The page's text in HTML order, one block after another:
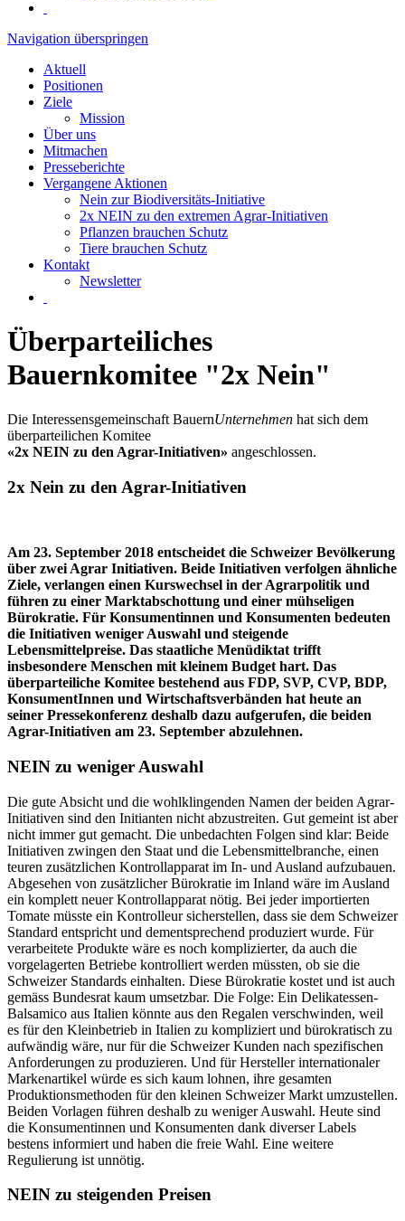
Navigation überspringen
Aktuell
Positionen
Ziele
Mission
Über uns
Mitmachen
Presseberichte
Vergangene Aktionen
Nein zur Biodiversitäts-Initiative
2x NEIN zu den extremen Agrar-Initiativen
Pflanzen brauchen Schutz
Tiere brauchen Schutz
Kontakt
Newsletter
Überparteiliches
Bauernkomitee "2x Nein"
Die Interessensgemeinschaft BauernUnternehmen hat sich dem
überparteilichen Komitee
«2x NEIN zu den Agrar-Initiativen» angeschlossen.
2x Nein zu den Agrar-Initiativen
Am 23. September 2018 entscheidet die Schweizer Bevölkerung
über zwei Agrar Initiativen. Beide Initiativen verfolgen ähnliche
Ziele, verlangen einen Kurswechsel in der Agrarpolitik und
führen zu einer Marktabschottung und einer mühseligen
Bürokratie. Für Konsumentinnen und Konsumenten bedeuten
die Initiativen weniger Auswahl und steigende
Lebensmittelpreise. Das staatliche Menüdiktat trifft
insbesondere Menschen mit kleinem Budget hart. Das
überparteiliche Komitee bestehend aus FDP, SVP, CVP, BDP,
KonsumentInnen und Wirtschaftsverbänden hat heute an
seiner Pressekonferenz deshalb dazu aufgerufen, die beiden
Agrar-Initiativen am 23. September abzulehnen.
NEIN zu weniger Auswahl
Die gute Absicht und die wohlklingenden Namen der beiden Agrar-
Initiativen sind den Initianten nicht abzustreiten. Gut gemeint ist aber
nicht immer gut gemacht. Die unbedachten Folgen sind klar: Beide
Initiativen zwingen den Staat und die Lebensmittelbranche, einen
teuren zusätzlichen Kontrollapparat im In- und Ausland aufzubauen.
Abgesehen von zusätzlicher Bürokratie im Inland wäre im Ausland
ein komplett neuer Kontrollapparat nötig. Bei jeder importierten
Tomate müsste ein Kontrolleur sicherstellen, dass sie dem Schweizer
Standard entspricht und dementsprechend produziert wurde. Für
verarbeitete Produkte wäre es noch komplizierter, da auch die
vorgelagerten Betriebe kontrolliert werden müssten, ob sie die
Schweizer Standards einhalten. Diese Bürokratie kostet und ist auch
gemäss Bundesrat kaum umsetzbar. Die Folge: Ein Delikatessen-
Balsamico aus Italien könnte aus den Regalen verschwinden, weil
es für den Kleinbetrieb in Italien zu kompliziert und bürokratisch zu
aufwändig wäre, nur für die Schweizer Kunden nach spezifischen
Anforderungen zu produzieren. Und für Hersteller internationaler
Markenartikel würde es sich kaum lohnen, ihre gesamten
Produktionsmethoden für den kleinen Schweizer Markt umzustellen.
Beiden Vorlagen führen deshalb zu weniger Auswahl. Heute sind
die Konsumentinnen und Konsumenten dank diverser Labels
bestens informiert und haben die freie Wahl. Eine weitere
Regulierung ist unnötig.
NEIN zu steigenden Preisen